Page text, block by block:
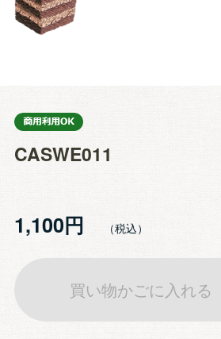
CASWE011
1,100円
買い物かごに入れる